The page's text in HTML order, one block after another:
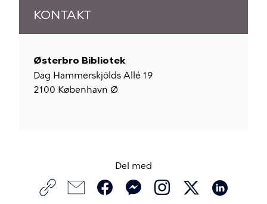
KONTAKT
Østerbro Bibliotek
Dag Hammerskjölds Allé 19
2100 København Ø
Del med